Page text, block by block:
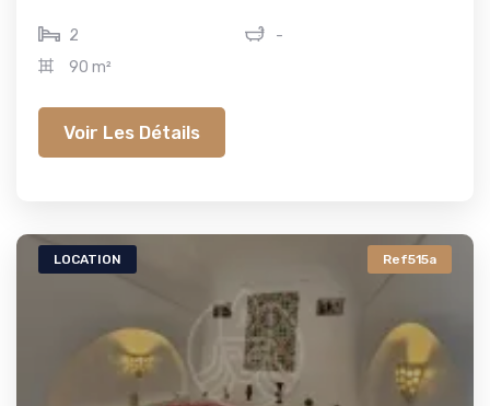
2
-
90 m²
Voir Les Détails
LOCATION Ref515a